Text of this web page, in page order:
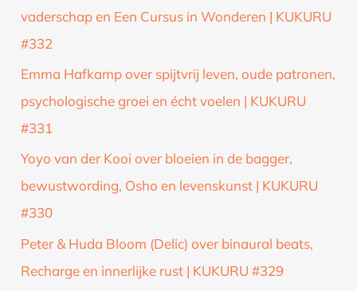
a
vaderschap en Een Cursus in Wonderen | KUKURU
#332
Emma Hafkamp over spijtvrij leven, oude patronen,
psychologische groei en écht voelen | KUKURU
#331
Yoyo van der Kooi over bloeien in de bagger,
bewustwording, Osho en levenskunst | KUKURU
#330
Peter & Huda Bloom (Delic) over binaural beats,
Recharge en innerlijke rust | KUKURU #329